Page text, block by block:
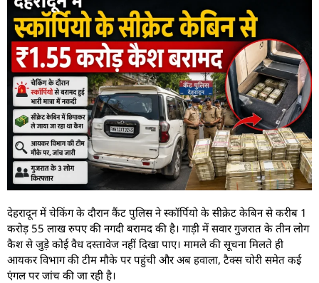
देहरादून में चेकिंग के दौरान कैंट पुलिस ने स्कॉर्पियो के सीक्रेट केबिन से करीब 1
करोड़ 55 लाख रुपए की नगदी बरामद की है। गाड़ी में सवार गुजरात के तीन लोग
कैश से जुड़े कोई वैध दस्तावेज नहीं दिखा पाए। मामले की सूचना मिलते ही
आयकर विभाग की टीम मौके पर पहुंची और अब हवाला, टैक्स चोरी समेत कई
एंगल पर जांच की जा रही है।